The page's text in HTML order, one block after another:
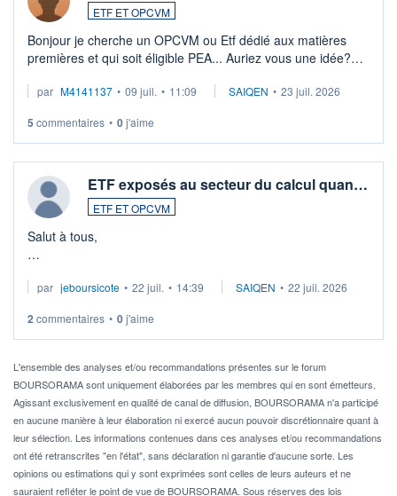
ETF ET OPCVM
Bonjour je cherche un OPCVM ou Etf dédié aux matières
premières et qui soit éligible PEA... Auriez vous une idée?
par M4141137 • 09 juil. • 11:09 SAIQEN • 23 juil. 2026
5 commentaires • 0j'aime
ETF exposés au secteur du calcul quan…
ETF ET OPCVM
Salut à tous,
via un ETF plutôt que des actions individuelles.
Idéalement, je voudrais qu'il soit éligible au PEA.
Pour l' ...
par jeboursicote • 22 juil. • 14:39 SAIQEN • 22 juil. 2026
2 commentaires • 0j'aime
L'ensemble des analyses et/ou recommandations présentes sur le forum
BOURSORAMA sont uniquement élaborées par les membres qui en sont émetteurs.
Agissant exclusivement en qualité de canal de diffusion, BOURSORAMA n'a participé
en aucune manière à leur élaboration ni exercé aucun pouvoir discrétionnaire quant à
leur sélection. Les informations contenues dans ces analyses et/ou recommandations
ont été retranscrites "en l'état", sans déclaration ni garantie d'aucune sorte. Les
opinions ou estimations qui y sont exprimées sont celles de leurs auteurs et ne
sauraient refléter le point de vue de BOURSORAMA. Sous réserves des lois